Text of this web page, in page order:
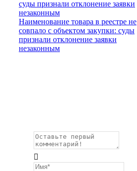
Наименование товара в реестре не
совпало с объектом закупки: суды
признали отклонение заявки
незаконным